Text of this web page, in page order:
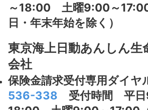
～18:00 土曜9:00～
日・年末年始を除く）
東京海上日動あんしん生
会社
保険金請求受付専用ダイ
536-338 受付時間 平日